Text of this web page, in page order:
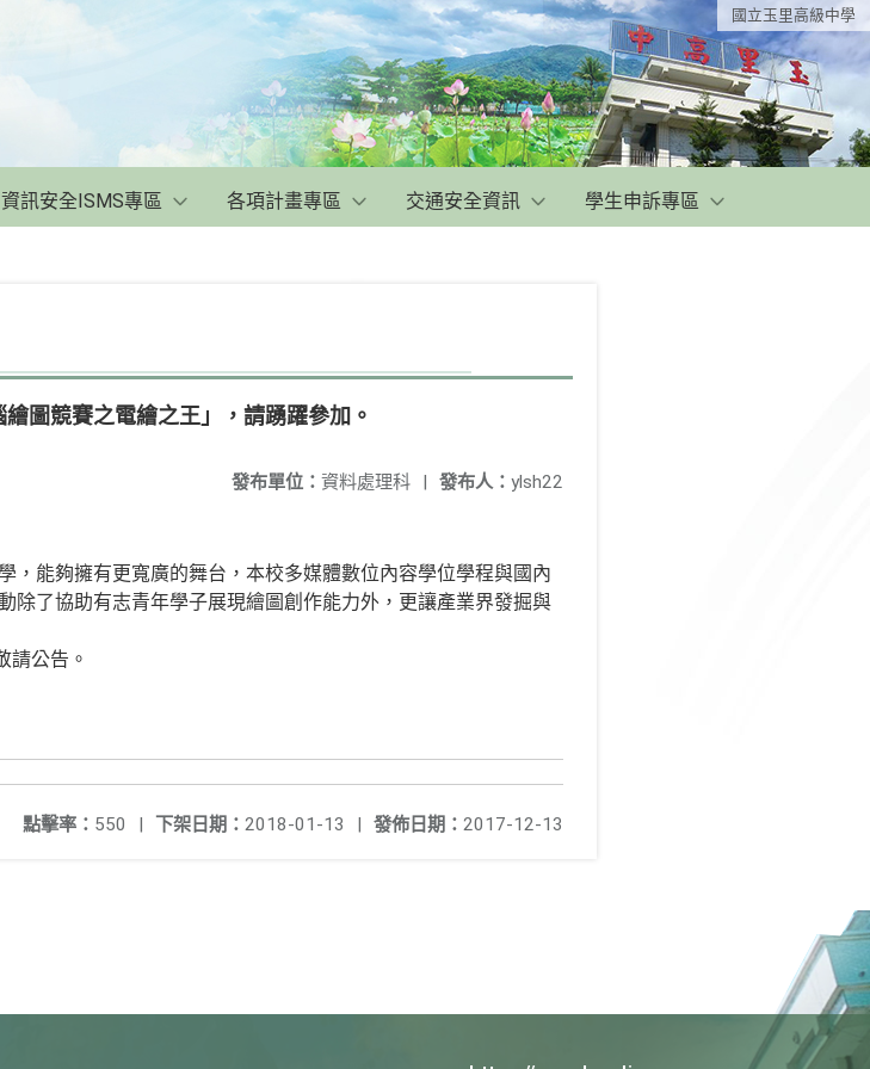
國立玉里高級中學
資訊安全ISMS專區 各項計畫專區 交通安全資訊 學生申訴專區
圖競賽之電繪之王」，請踴躍參加。
發布人： ylsh22
發布單位： 資料處理科 |
，能夠擁有更寬廣的舞台，本校多媒體數位內容學位學程與國內
除了協助有志青年學子展現繪圖創作能力外，更讓產業界發掘與
請公告。
發佈日期： 2017-12-13
下架日期： 2018-01-13 |
點擊率： 550 |